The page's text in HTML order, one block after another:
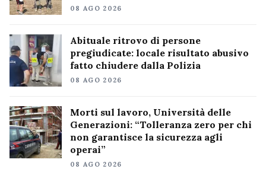
08 AGO 2026
Abituale ritrovo di persone
pregiudicate: locale risultato abusivo
fatto chiudere dalla Polizia
08 AGO 2026
Morti sul lavoro, Università delle
Generazioni: “Tolleranza zero per chi
non garantisce la sicurezza agli
operai”
08 AGO 2026